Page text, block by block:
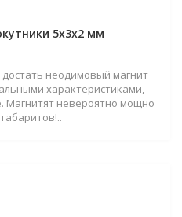
5x3x2 мм
достать неодимовый магнит
характеристиками,
Магнитят невероятно мощно